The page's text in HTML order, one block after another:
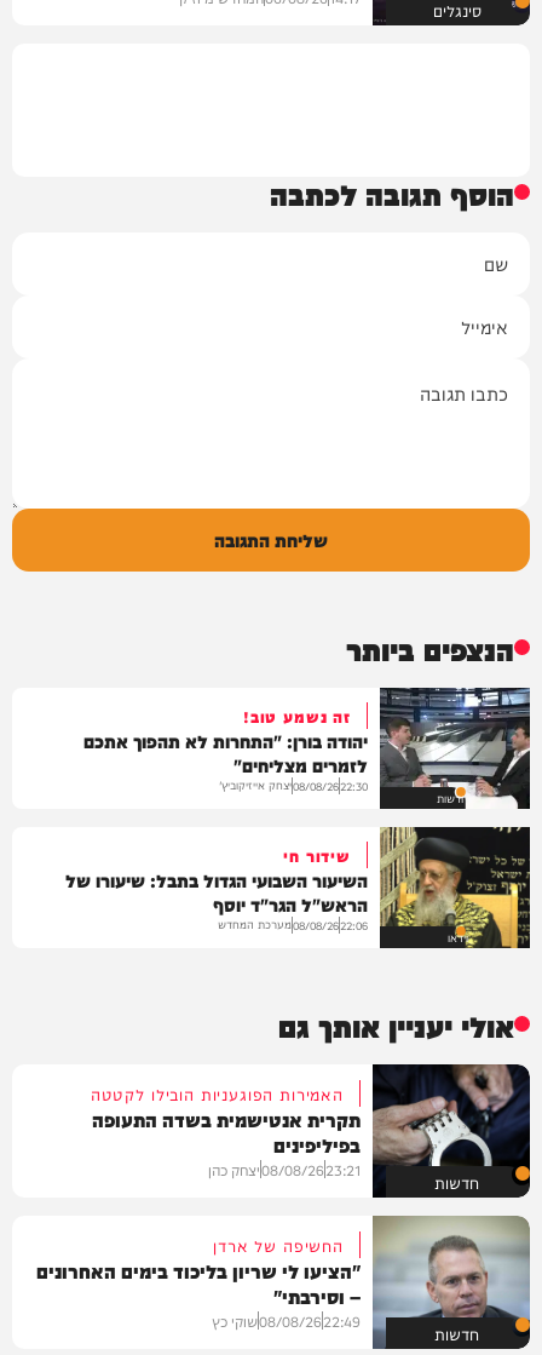
סינגלים
הוסף תגובה לכתבה
שליחת התגובה
הנצפים ביותר
חדשות
זה נשמע טוב!
יהודה בורן: "התחרות לא תהפוך אתכם
לזמרים מצליחים"
22:30
08/08/26יצחק אייזיקוביץ'
וידאו
שידור חי
השיעור השבועי הגדול בתבל: שיעורו של
הראש"ל הגר"ד יוסף
22:06
08/08/26מערכת המחדש
אולי יעניין אותך גם
חדשות
האמירות הפוגעניות הובילו לקטטה
תקרית אנטישמית בשדה התעופה
בפיליפינים
23:21
08/08/26יצחק כהן
חדשות
החשיפה של ארדן
"הציעו לי שריון בליכוד בימים האחרונים
– וסירבתי"
22:49
08/08/26שוקי כץ